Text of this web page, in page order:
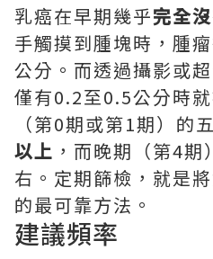
乳癌在早期幾乎完全
手觸摸到腫塊時，腫
公分。而透過攝影或
僅有0.2至0.5公分時
（第0期或第1期）的
以上 ，而晚期（第4
右。定期篩檢，就是
的最可靠方法。
建議頻率